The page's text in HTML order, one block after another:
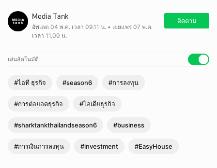
ติดตามรับข้อมูลข่าวสารเพิ่มเติมได้ที่
Facebook : sharktankthailand
Instagram : sharktankthailand
Youtube : sharktankthailand
Media Tank
อัพเดต 04 พ.ค. เวลา 09.11 น. • เผยแพร่ 07 พ.ค.
เวลา 11.00 น.
ติดตาม
เล่นอัตโนมัติ
#ไอที ธุรกิจ #season6 #การลงทุน
#การต่อยอดธุรกิจ #ไอเดียธุรกิจ
#sharktankthailandseason6 #business
#การเงินการลงทุน #investment #EasyHouse